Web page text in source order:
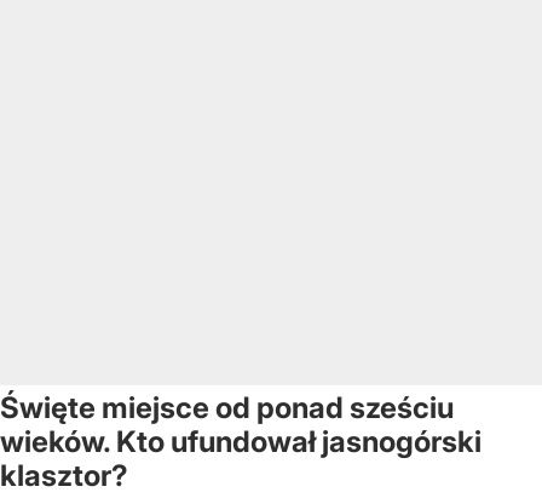
Święte miejsce od ponad sześciu
wieków. Kto ufundował jasnogórski
klasztor?